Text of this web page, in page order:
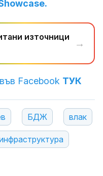
източници
→
Facebook ТУК
БДЖ влак